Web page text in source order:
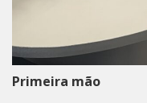
Primeira mão